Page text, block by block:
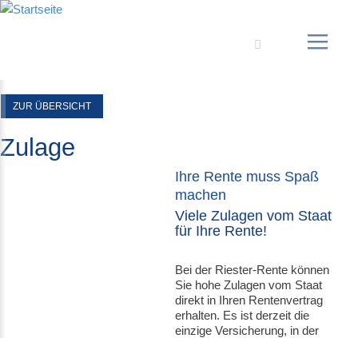
ZUR ÜBERSICHT
Zulage
Ihre Rente muss Spaß
machen
Viele Zulagen vom Staat
für Ihre Rente!
Bei der Riester-Rente können
Sie hohe Zulagen vom Staat
direkt in Ihren Rentenvertrag
erhalten. Es ist derzeit die
einzige Versicherung, in der